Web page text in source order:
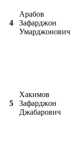
4
Арабов
Зафарджон
Умарджонович
5
Хакимов
Зафарджон
Джабарович